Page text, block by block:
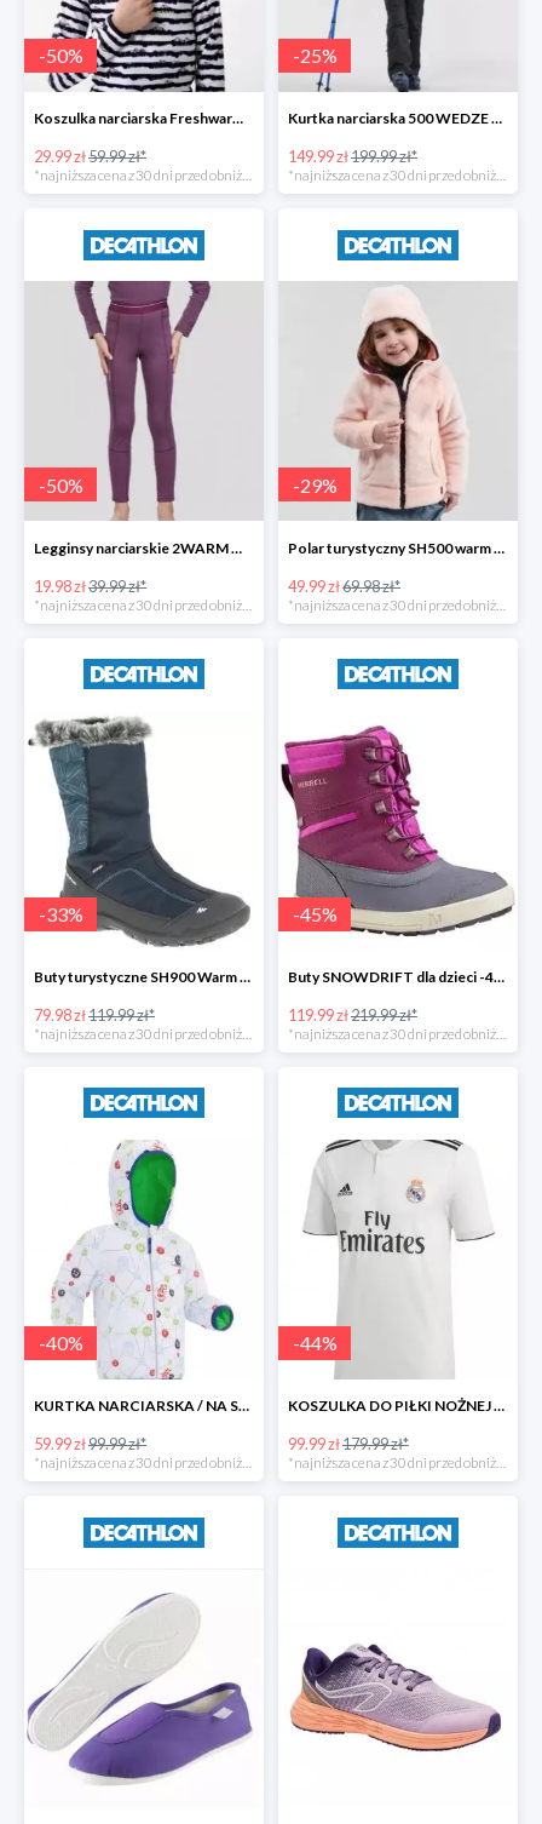
-50%
Koszulka narciarska Freshwarm 1/2 zip WEDZE dla dzieci -50%
29.99 zł59.99 zł*
*najniższa cena z 30 dni przed obniżką
-25%
Kurtka narciarska 500 WEDZE dla dzieci -25%
149.99 zł199.99 zł*
*najniższa cena z 30 dni przed obniżką
-50%
Legginsy narciarskie 2WARM WEDZE dla dzieci -50%
19.98 zł39.99 zł*
-29%
Polar turystyczny SH500 warm Quechua dla dzieci -28%
49.99 zł69.98 zł*
-33%
Buty turystyczne SH900 Warm dla dzieci -33%
79.98 zł119.99 zł*
-45%
Buty SNOWDRIFT dla dzieci -45%
119.99 zł219.99 zł*
-40%
KURTKA NARCIARSKA / NA SANKI WARM REVERSE DLA MALUCHÓW WEDZE
59.99 zł99.99 zł*
*najniższa cena z 30 dni przed obniżką
-44%
KOSZULKA DO PIŁKI NOŻNEJ REAL MADRYT -44%
99.99 zł179.99 zł*
*najniższa cena z 30 dni przed obniżką